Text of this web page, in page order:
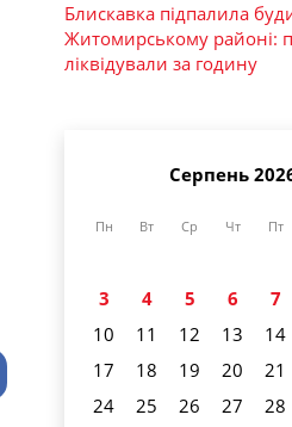
Блискавка підпалила
Житомирському районі:
ліквідували за годину
Серпень
Пн Вт Ср Чт Пт
3
4 5 6 7
10
11 12 13 14
17
18 19 20 21
24
25 26 27 28